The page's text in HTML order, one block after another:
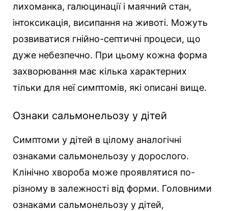
лихоманка, галюцинації і маячний стан,
інтоксикація, висипання на животі. Можуть
розвиватися гнійно-септичні процеси, що
дуже небезпечно. При цьому кожна форма
захворювання має кілька характерних
тільки для неї симптомів, які описані вище.
Ознаки сальмонельозу у дітей
Симптоми у дітей в цілому аналогічні
ознаками сальмонельозу у дорослого.
Клінічно хвороба може проявлятися по-
різному в залежності від форми. Головними
ознаками сальмонельозу у дітей,